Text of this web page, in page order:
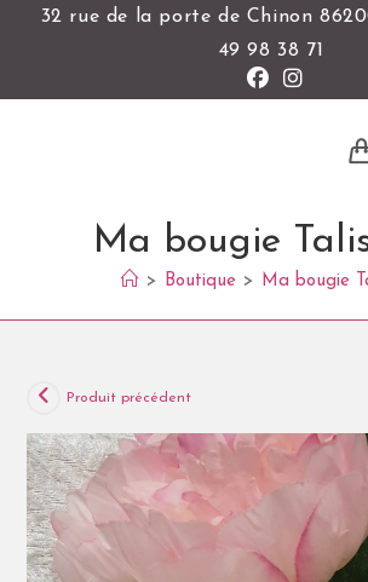
32 rue de la porte de Chinon
49 98 38 71
Ma bougie
> Boutique > Ma bougie
Produit précédent